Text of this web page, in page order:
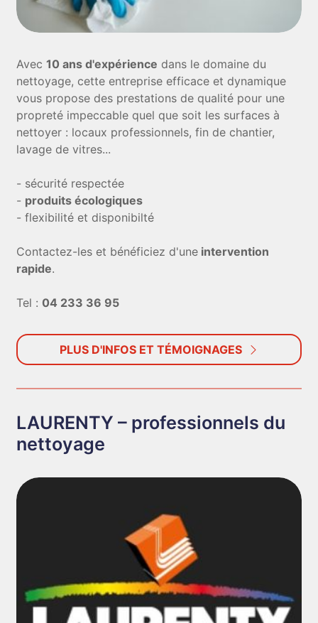
Avec10 ans d'expérience dans le domaine du
nettoyage, cette entreprise efficace et dynamique
vous propose des prestations de qualité pour une
propreté impeccable quel que soit les surfaces à
nettoyer : locaux professionnels, fin de chantier,
lavage de vitres...
- sécurité respectée
- produits écologiques
- flexibilité et disponibilté
Contactez-les et bénéficiez d'une intervention
rapide.
Tel : 04 233 36 95
PLUS D'INFOS ET TÉMOIGNAGES
LAURENTY – professionnels du
nettoyage